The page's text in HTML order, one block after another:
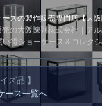
スの製作販売専門店【大
の大阪陳列株式会社｜ア
い得ショーケース＆コレク
ズ品 】
ース一覧へ